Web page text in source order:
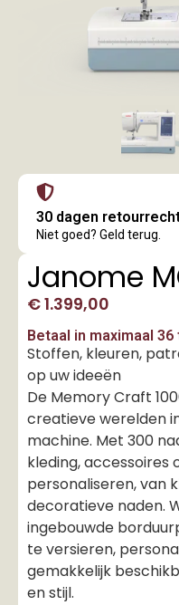
30 dagen
Niet goed? Geld terug.
Janome
€1.399,00
Betaal in maximaal
Stoffen, kleuren,
op uw ideeën
De Memory Craft
creatieve werelden
machine. Met 300
kleding,
personaliseren, van
decoratieve naden.
ingebouwde
te versieren,
gemakkelijk
en stijl.